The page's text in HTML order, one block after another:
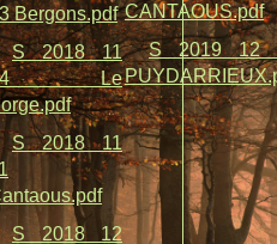
Bergons.pdf
S 2018 11
Le
S 2018 11
S 2018 12
CANTAOUS.pdf
S 2019 12